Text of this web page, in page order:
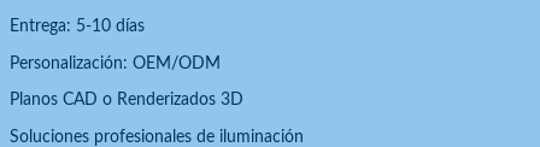
Entrega: 5-10 días
Personalización: OEM/ODM
Planos CAD o Renderizados 3D
Soluciones profesionales de iluminación